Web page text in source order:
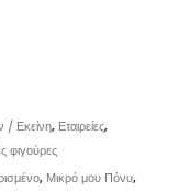
/ Εκείνη, Εταιρείες,
φιγούρες
, Μικρό μου Πόνυ,